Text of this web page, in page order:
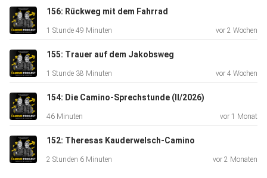
Erfahrungen vom
Weg mit seiner Arbeit mit Führungskräften –
auf Bühnen und zunehmend auch direkt auf dem
156: Rückweg mit dem Fahrrad
1 Stunde 49 Minuten vor 2 Wochen
155: Trauer auf dem Jakobsweg
1 Stunde 38 Minuten vor 4 Wochen
154: Die Camino-Sprechstunde (II/2026)
46 Minuten vor 1 Monat
152: Theresas Kauderwelsch-Camino
2 Stunden 6 Minuten vor 2 Monaten